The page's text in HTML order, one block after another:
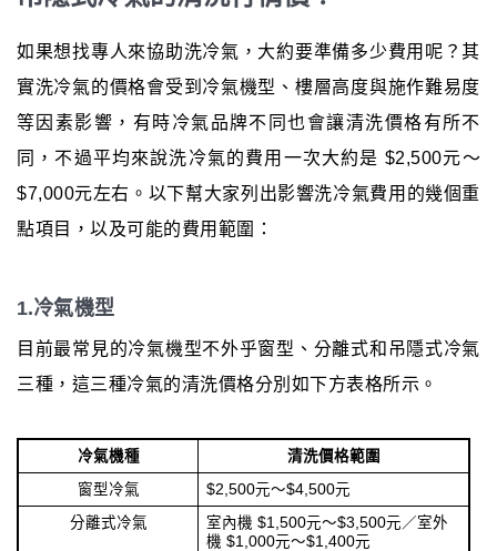
如果想找專人來協助洗冷氣，大約要準備多少費用呢？其
實洗冷氣的價格會受到冷氣機型、樓層高度與施作難易度
等因素影響，有時冷氣品牌不同也會讓清洗價格有所不
同，不過平均來說洗冷氣的費用一次大約是 $2,500元～
$7,000元左右。以下幫大家列出影響洗冷氣費用的幾個重
點項目，以及可能的費用範圍：
1.冷氣機型
目前最常見的冷氣機型不外乎窗型、分離式和吊隱式冷氣
三種，這三種冷氣的清洗價格分別如下方表格所示。
冷氣機種
清洗價格範圍
窗型冷氣
$2,500元～$4,500元
分離式冷氣
室內機 $1,500元～$3,500元／室外
機 $1,000元～$1,400元